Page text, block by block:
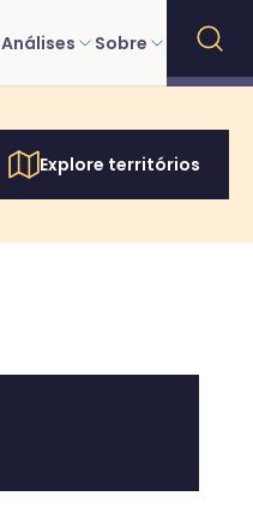
Análises Sobre
Explore territórios